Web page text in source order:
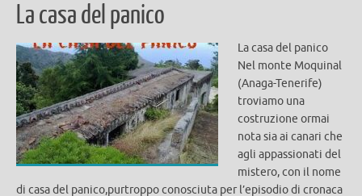
La casa del panico
La casa del panico
Nel monte Moquinal
(Anaga-Tenerife)
troviamo una
costruzione ormai
nota sia ai canari che
agli appassionati del
mistero, con il nome
di casa del panico,purtroppo conosciuta per l’episodio di cronaca